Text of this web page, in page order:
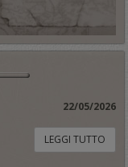
22/05/2026
LEGGI TUTTO